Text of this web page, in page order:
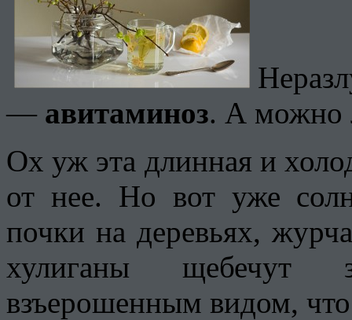
— авитаминоз. А можно
Ох уж эта длинная и
от нее. Но вот уже
почки на деревьях,
хулиганы щебечут
взъерошенным видом,